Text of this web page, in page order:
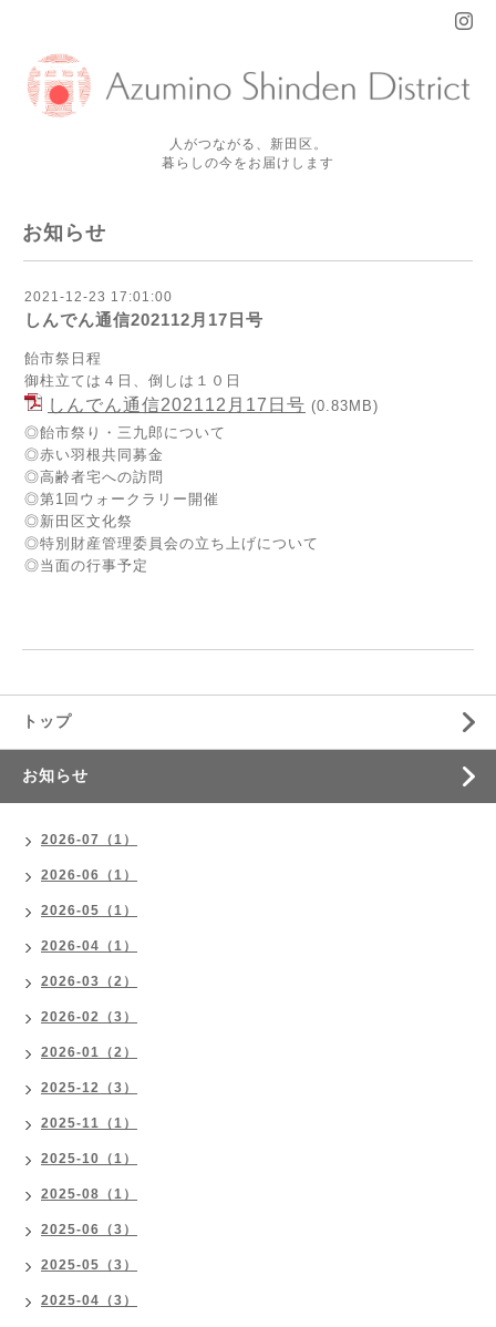
人がつながる、新田区。
暮らしの今をお届けします
お知らせ
2021-12-23 17:01:00
しんでん通信202112月17日号
飴市祭日程
御柱立ては４日、倒しは１０日
しんでん通信202112月17日号 (0.83MB)
◎飴市祭り・三九郎について
◎赤い羽根共同募金
◎高齢者宅への訪問
◎第1回ウォークラリー開催
◎新田区文化祭
◎特別財産管理委員会の立ち上げについて
◎当面の行事予定
トップ
お知らせ
2026-07（1）
2026-06（1）
2026-05（1）
2026-04（1）
2026-03（2）
2026-02（3）
2026-01（2）
2025-12（3）
2025-11（1）
2025-10（1）
2025-08（1）
2025-06（3）
2025-05（3）
2025-04（3）